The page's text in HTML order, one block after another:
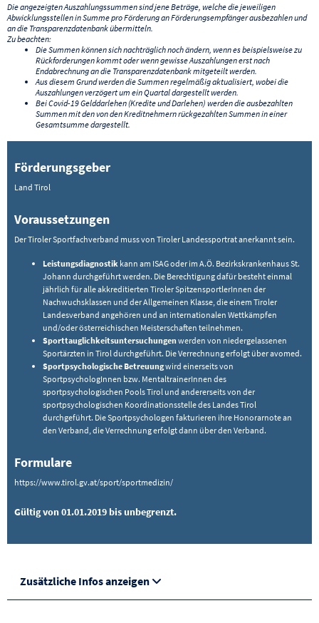
Die angezeigten Auszahlungssummen sind jene Beträge, welche die jeweiligen
Abwicklungsstellen in Summe pro Förderung an Förderungsempfänger ausbezahlen und
an die Transparenzdatenbank übermitteln.
Zu beachten:
Die Summen können sich nachträglich noch ändern, wenn es beispielsweise zu
Rückforderungen kommt oder wenn gewisse Auszahlungen erst nach
Endabrechnung an die Transparenzdatenbank mitgeteilt werden.
Aus diesem Grund werden die Summen regelmäßig aktualisiert, wobei die
Auszahlungen verzögert um ein Quartal dargestellt werden.
Bei Covid-19 Gelddarlehen (Kredite und Darlehen) werden die ausbezahlten
Summen mit den von den Kreditnehmern rückgezahlten Summen in einer
Gesamtsumme dargestellt.
Förderungsgeber
Land Tirol
Voraussetzungen
Der Tiroler Sportfachverband muss von Tiroler Landessportrat anerkannt sein.
Leistungsdiagnostik kann am ISAG oder im A.Ö. Bezirkskrankenhaus St.
Johann durchgeführt werden. Die Berechtigung dafür besteht einmal
jährlich für alle akkreditierten Tiroler SpitzensportlerInnen der
Nachwuchsklassen und der Allgemeinen Klasse, die einem Tiroler
Landesverband angehören und an internationalen Wettkämpfen
und/oder österreichischen Meisterschaften teilnehmen.
Sporttauglichkeitsuntersuchungenwerden von niedergelassenen
Sportärzten in Tirol durchgeführt. Die Verrechnung erfolgt über avomed.
Sportpsychologische Betreuungwird einerseits von
SportpsychologInnen bzw. MentaltrainerInnen des
sportpsychologischen Pools Tirol und andererseits von der
sportpsychologischen Koordinationsstelle des Landes Tirol
durchgeführt. Die Sportpsychologen fakturieren ihre Honorarnote an
den Verband, die Verrechnung erfolgt dann über den Verband.
Formulare
https://www.tirol.gv.at/sport/sportmedizin/
Gültig von 01.01.2019 bis unbegrenzt.
Zusätzliche Infos anzeigen